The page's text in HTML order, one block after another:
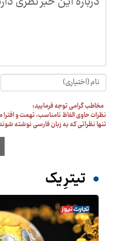
مخاطب گرامی توجه فرمایید:
نظرات حاوی الفاظ نامناسب، تهمت و
تنها نظراتی که به زبان فارسی نوشته
تیترِ یک